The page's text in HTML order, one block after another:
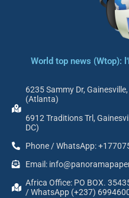
World top news (Wtop):
6235 Sammy Dr,
(Atlanta)
6912 Traditions Trl,
DC)
Phone / WhatsApp:
Email:
Africa Office: PO BOX.
/ WhatsApp (+237)